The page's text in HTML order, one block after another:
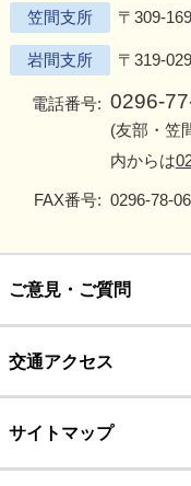
笠間支所 〒309-
岩間支所 〒319-
電話番号: 0296-
(友部・笠
内からは
FAX番号: 0296-78-
ご意見・ご質問
交通アクセス
サイトマップ